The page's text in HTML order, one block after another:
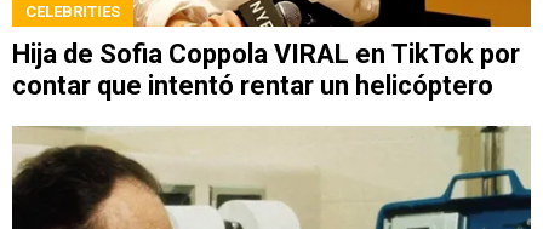
CELEBRITIES
Hija de Sofia Coppola VIRAL en TikTok por
contar que intentó rentar un helicóptero